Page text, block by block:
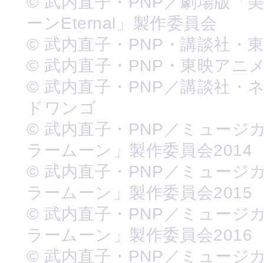
ーンEternal」製作委員会
© 武内直子・PNP・講談社・
© 武内直子・PNP・東映アニ
© 武内直子・PNP／講談社・
ドワンゴ
© 武内直子・PNP／ミュージ
ラームーン」製作委員会2014
© 武内直子・PNP／ミュージ
ラームーン」製作委員会2015
© 武内直子・PNP／ミュージ
ラームーン」製作委員会2016
© 武内直子・PNP／ミュージ